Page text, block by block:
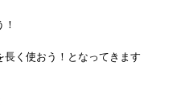
く使おう！となってきます